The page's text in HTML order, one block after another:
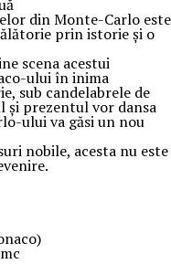
din Monte-Carlo este
prin istorie și o
scena acestui
ului în inima
sub candelabrele de
prezentul vor dansa
ului va găsi un nou
nobile, acesta nu este